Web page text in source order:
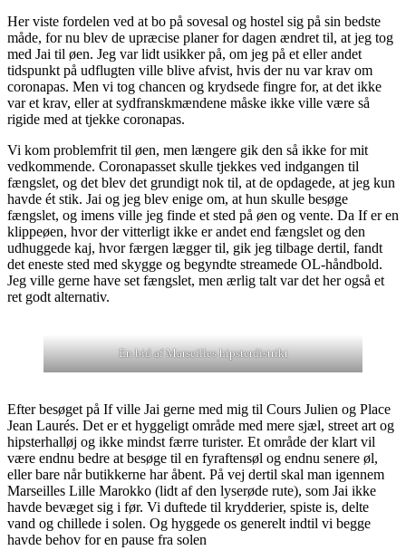
Her viste fordelen ved at bo på sovesal og hostel sig på sin bedste
måde, for nu blev de upræcise planer for dagen ændret til, at jeg tog
med Jai til øen. Jeg var lidt usikker på, om jeg på et eller andet
tidspunkt på udflugten ville blive afvist, hvis der nu var krav om
coronapas. Men vi tog chancen og krydsede fingre for, at det ikke
var et krav, eller at sydfranskmændene måske ikke ville være så
rigide med at tjekke coronapas.
Vi kom problemfrit til øen, men længere gik den så ikke for mit
vedkommende. Coronapasset skulle tjekkes ved indgangen til
fængslet, og det blev det grundigt nok til, at de opdagede, at jeg kun
havde ét stik. Jai og jeg blev enige om, at hun skulle besøge
fængslet, og imens ville jeg finde et sted på øen og vente. Da If er en
klippeøen, hvor der vitterligt ikke er andet end fængslet og den
udhuggede kaj, hvor færgen lægger til, gik jeg tilbage dertil, fandt
det eneste sted med skygge og begyndte streamede OL-håndbold.
Jeg ville gerne have set fængslet, men ærlig talt var det her også et
ret godt alternativ.
En bid af Marseilles hipsterdistrikt
Efter besøget på If ville Jai gerne med mig til Cours Julien og Place
Jean Laurés. Det er et hyggeligt område med mere sjæl, street art og
hipsterhalløj og ikke mindst færre turister. Et område der klart vil
være endnu bedre at besøge til en fyraftensøl og endnu senere øl,
eller bare når butikkerne har åbent. På vej dertil skal man igennem
Marseilles Lille Marokko (lidt af den lyserøde rute), som Jai ikke
havde bevæget sig i før. Vi duftede til krydderier, spiste is, delte
vand og chillede i solen. Og hyggede os generelt indtil vi begge
havde behov for en pause fra solen